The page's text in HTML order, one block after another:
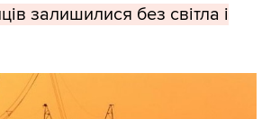
залишилися без світла і